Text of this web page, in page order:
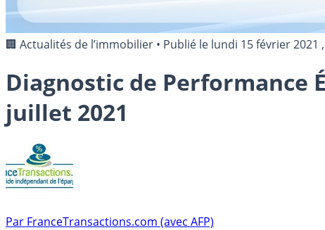
🏢 Actualités de l’immobilier • Publié le lundi 15 février 2021
Diagnostic de Performance
juillet 2021
Par FranceTransactions.com (avec AFP)